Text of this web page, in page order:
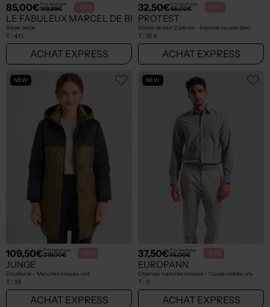
85,00€Prix boutique :
169,99€ -50%
LE FABULEUX MARCEL DE BRUXELLES
Blazer beige
T : 4XL
ACHAT EXPRESS
32,50€Prix boutique :
65,00€ -50%
PROTEST
Maillot de bain 2 pièces - Imprimé rayures bleu
T : 16 A
ACHAT EXPRESS
NEW
109,50€Prix boutique :
219,00€ -50%
JUNGE
Doudoune - Manches longues vert
T : 38
ACHAT EXPRESS
NEW
37,50€Prix boutique :
75,00€ -50%
EUROPANN
Chemise manches longues - Coupe cintrée gris
T : S
ACHAT EXPRESS